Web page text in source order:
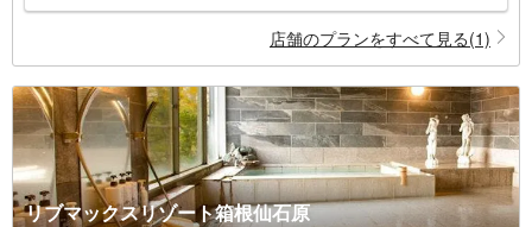
店舗のプランをすべて見る(1)
リブマックスリゾート箱根仙石原